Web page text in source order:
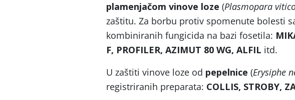
plamenjačom vinove loze (Plasmopara
zaštitu. Za borbu protiv spomenute bolesti
kombiniranih fungicida na bazi fosetila:
F, PROFILER, AZIMUT 80 WG, ALFIL itd.
U zaštiti vinove loze od pepelnice (Erysiphe
registriranih preparata: COLLIS, STROBY,